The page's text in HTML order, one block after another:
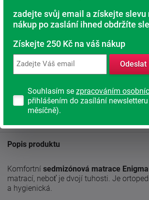
Doprava ZDARMA
Při nákupu nad 6 000 Kč
Rádi poradíme s výběrem
Najděte vhodnou matraci
Rodinná firma
S tradicí od roku 1991
Popis produktu
Komfortní sedmizónová matrace Enigma
matrací, neboť je dvojí tuhosti. Je
a hygienická.
zadejte svůj email a získejte slevu
nákup po zaslání ihned obdržíte
Získejte 250 Kč na váš nákup
Odeslat
Souhlasím se zpracováním
přihlášením do zasílání newsletteru
měsíčně).